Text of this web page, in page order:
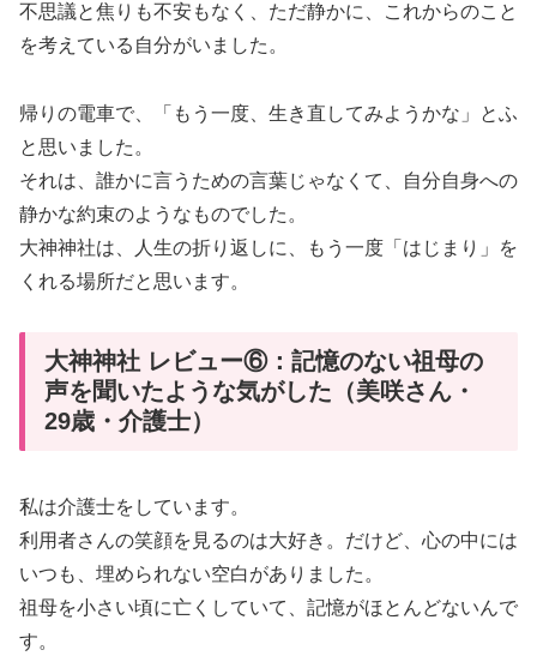
不思議と焦りも不安もなく、ただ静かに、これからのこと
を考えている自分がいました。
帰りの電車で、「もう一度、生き直してみようかな」とふ
と思いました。
それは、誰かに言うための言葉じゃなくて、自分自身への
静かな約束のようなものでした。
大神神社は、人生の折り返しに、もう一度「はじまり」を
くれる場所だと思います。
大神神社 レビュー⑥：記憶のない祖母の
声を聞いたような気がした（美咲さん・
29歳・介護士）
私は介護士をしています。
利用者さんの笑顔を見るのは大好き。だけど、心の中には
いつも、埋められない空白がありました。
祖母を小さい頃に亡くしていて、記憶がほとんどないんで
す。